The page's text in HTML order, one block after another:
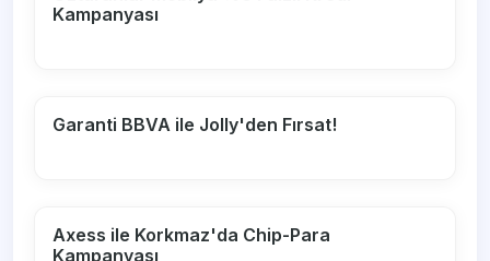
Kampanyası
Garanti BBVA ile Jolly'den Fırsat!
Axess ile Korkmaz'da Chip-Para
Kampanyası